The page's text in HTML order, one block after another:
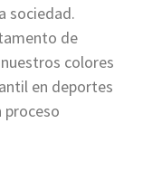
sociedad.
de
colores
en deportes